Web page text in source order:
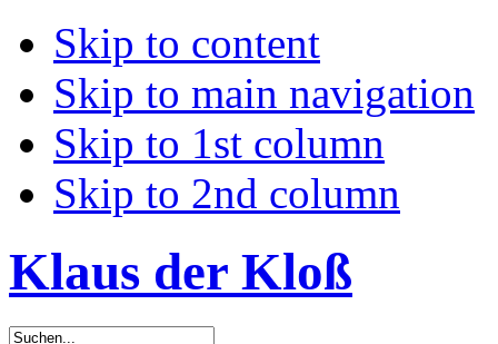
Skip to content
Skip to main navigation
Skip to 1st column
Skip to 2nd column
Klaus der Kloß